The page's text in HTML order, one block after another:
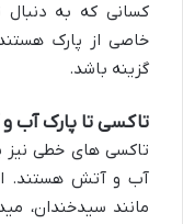
کسانی که به
خاصی از پارک
گزینه باشد.
تاکسی تا پارک آب
تاکسی های خطی نیز
آب و آتش هستند.
مانند سیدخندان،